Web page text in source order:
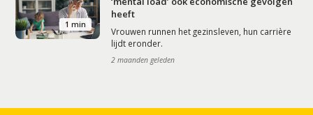
1 min
heeft
Vrouwen runnen het gezinsleven, hun carrière
lijdt eronder.
2 maanden geleden